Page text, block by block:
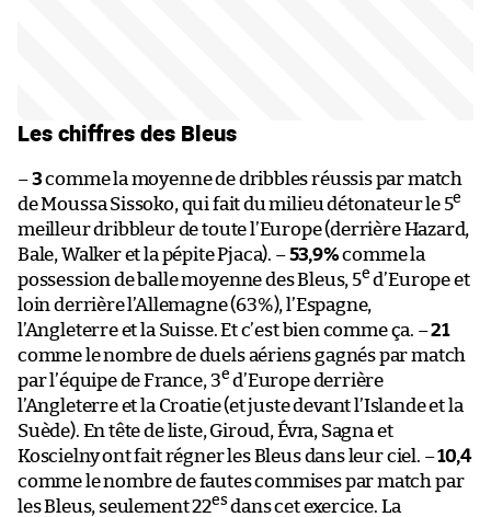
Les chiffres des Bleus
–3comme la moyenne de dribbles réussis par match
de Moussa Sissoko, qui fait du milieu détonateur le 5e
meilleur dribbleur de toute l’Europe (derrière Hazard,
Bale, Walker et la pépite Pjaca). –53,9%comme la
possession de balle moyenne des Bleus, 5e d’Europe et
loin derrière l’Allemagne (63%), l’Espagne,
l’Angleterre et la Suisse. Et c’est bien comme ça. –21
comme le nombre de duels aériens gagnés par match
par l’équipe de France, 3e d’Europe derrière
l’Angleterre et la Croatie (et juste devant l’Islande et la
Suède). En tête de liste, Giroud, Évra, Sagna et
Koscielny ont fait régner les Bleus dans leur ciel. –10,4
comme le nombre de fautes commises par match par
les Bleus, seulement 22es dans cet exercice. La